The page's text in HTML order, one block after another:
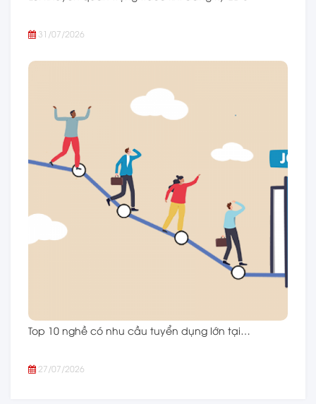
31/07/2026
Top 10 nghề có nhu cầu tuyển dụng lớn tại…
27/07/2026